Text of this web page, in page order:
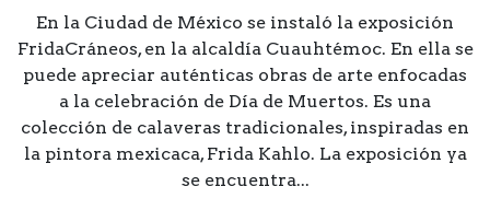
En la Ciudad de México se instaló la exposición
FridaCráneos, en la alcaldía Cuauhtémoc. En ella se
puede apreciar auténticas obras de arte enfocadas
a la celebración de Día de Muertos. Es una
colección de calaveras tradicionales, inspiradas en
la pintora mexicaca, Frida Kahlo. La exposición ya
se encuentra...